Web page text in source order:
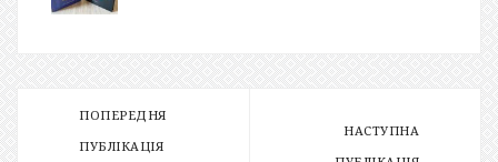
ПОПЕРЕДНЯ
ПУБЛІКАЦІЯ
НАСТУПНА